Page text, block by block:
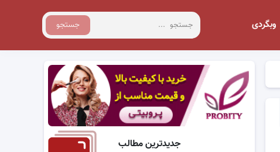
جستجو وبگردی
جدیدترین مطالب